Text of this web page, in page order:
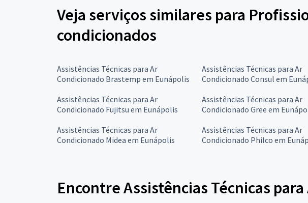
Veja serviços similares para
condicionados
Assistências Técnicas para Ar
Condicionado Brastemp em Eunápolis
Assistências Técnicas para Ar
Condicionado Consul em
Assistências Técnicas para Ar
Condicionado Fujitsu em Eunápolis
Assistências Técnicas para Ar
Condicionado Gree em
Assistências Técnicas para Ar
Condicionado Midea em Eunápolis
Assistências Técnicas para Ar
Condicionado Philco em
Encontre Assistências Técnicas